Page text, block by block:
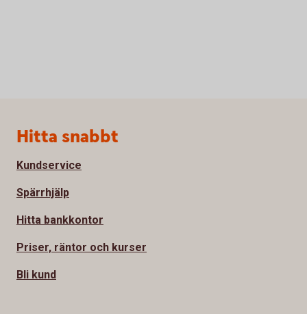
Sidfot
Hitta snabbt
Kundservice
Spärrhjälp
Hitta bankkontor
Priser, räntor och kurser
Bli kund